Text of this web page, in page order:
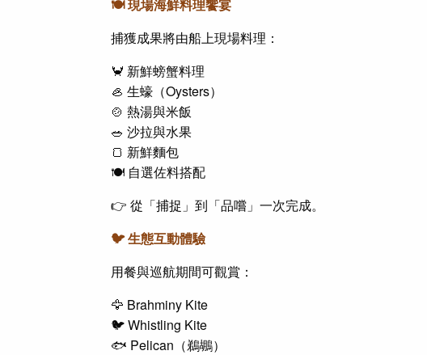
🍽️ 現場海鮮料理饗宴
捕獲成果將由船上現場料理：
🦀 新鮮螃蟹料理
🦪 生蠔（Oysters）
🍲 熱湯與米飯
🥗 沙拉與水果
🍞 新鮮麵包
🍽️ 自選佐料搭配
👉 從「捕捉」到「品嚐」一次完成。
🐦 生態互動體驗
用餐與巡航期間可觀賞：
🦅 Brahminy Kite
🐦 Whistling Kite
🐟 Pelican（鵜鶘）